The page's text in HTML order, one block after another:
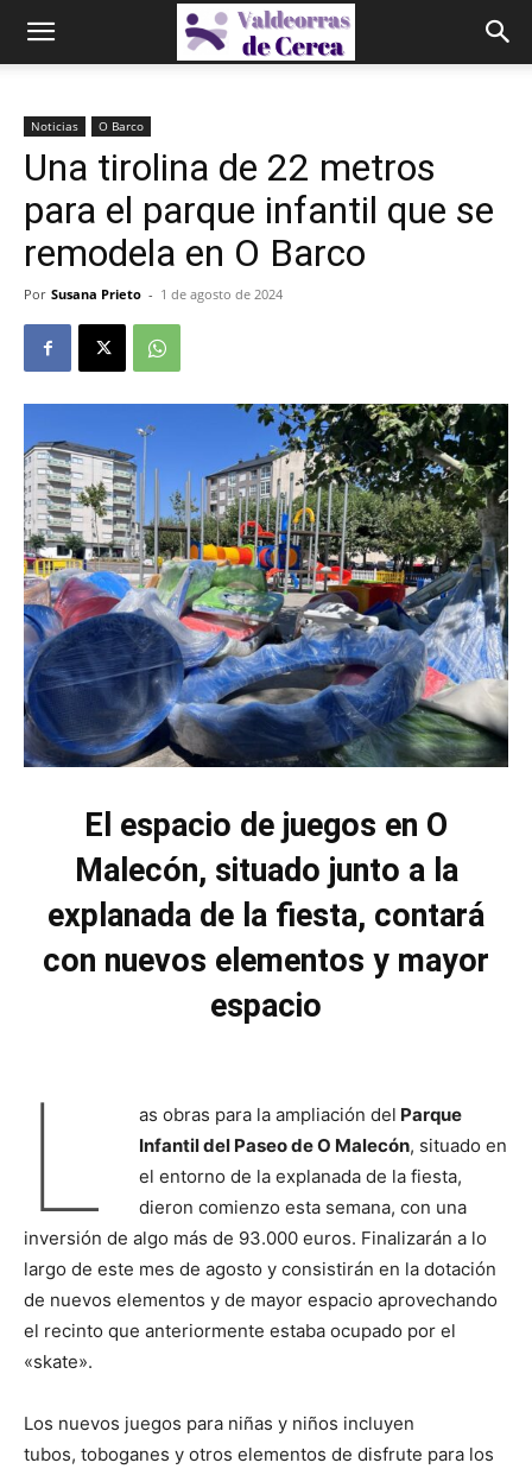
Noticias O Barco
Una tirolina de 22 metros
para el parque infantil que se
remodela en O Barco
Por Susana Prieto - 1 de agosto de 2024
El espacio de juegos en O
Malecón, situado junto a la
explanada de la fiesta, contará
con nuevos elementos y mayor
espacio
L as obras para la ampliación del Parque
Infantil del Paseo de O Malecón, situado en
el entorno de la explanada de la fiesta,
dieron comienzo esta semana, con una
inversión de algo más de 93.000 euros. Finalizarán a lo
largo de este mes de agosto y consistirán en la dotación
de nuevos elementos y de mayor espacio aprovechando
el recinto que anteriormente estaba ocupado por el
«skate».
Los nuevos juegos para niñas y niños incluyen
tubos, toboganes y otros elementos de disfrute para los